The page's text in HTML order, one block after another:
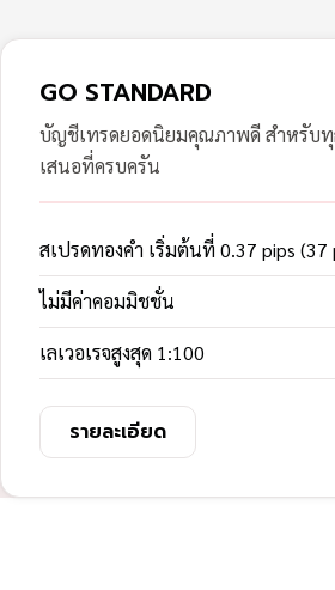
GO STANDARD
บัญชีเทรดยอดนิยมคุณภาพดี สำหรับทุ
เสนอที่ครบครัน
สเปรดทองคำ เริ่มต้นที่ 0.37 pips (37
ไม่มีค่าคอมมิชชั่น
เลเวอเรจสูงสุด 1:100
รายละเอียด